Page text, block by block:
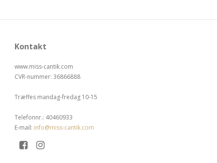
Kontakt
www.miss-cantik.com
CVR-nummer: 36866888
Træffes mandag-fredag 10-15
Telefonnr.: 40460933
E-mail: info@miss-cantik.com